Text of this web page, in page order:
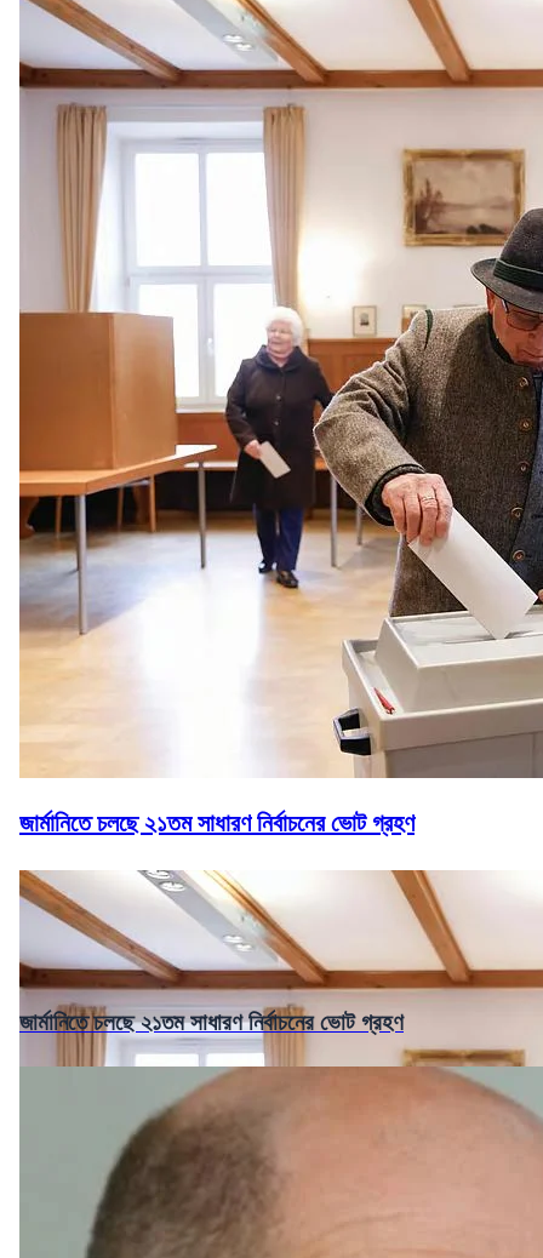
জার্মানিতে চলছে ২১তম সাধারণ নির্বাচনের ভোট গ্রহণ
জার্মানিতে চলছে ২১তম সাধারণ নির্বাচনের ভোট গ্রহণ